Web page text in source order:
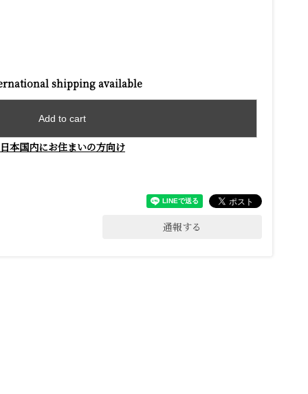
shipping available
Add to cart
日本国内にお住まいの方向け
通報する